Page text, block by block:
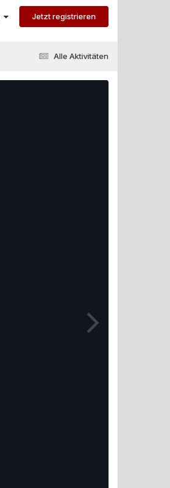
Jetzt registrieren
Alle Aktivitäten